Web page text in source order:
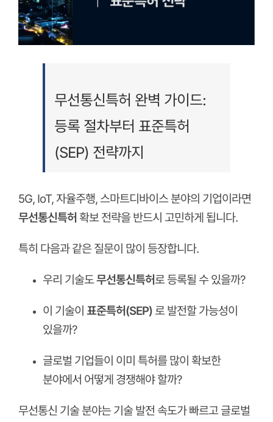
무선통신특허 완벽 가이드:
등록 절차부터 표준특허
(SEP) 전략까지
5G, IoT, 자율주행, 스마트디바이스 분야의 기업이라면
무선통신특허 확보 전략을 반드시 고민하게 됩니다.
특히 다음과 같은 질문이 많이 등장합니다.
우리 기술도무선통신특허로 등록될 수 있을까?
이 기술이 표준특허(SEP)로 발전할 가능성이
있을까?
글로벌 기업들이 이미 특허를 많이 확보한
분야에서 어떻게 경쟁해야 할까?
무선통신 기술 분야는 기술 발전 속도가 빠르고 글로벌